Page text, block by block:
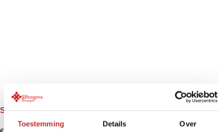
Toestemming Details Over
Shungite piramide Tri Sloya